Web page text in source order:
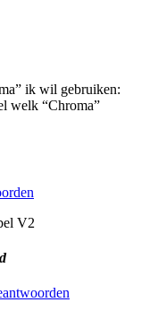
ik wil gebruiken:
welk “Chroma”
V2